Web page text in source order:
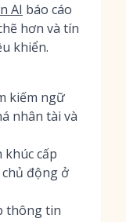
AI báo cáo
hơn và tín
khiển.
kiếm ngữ
nhân tài và
cấp
động ở
thông tin